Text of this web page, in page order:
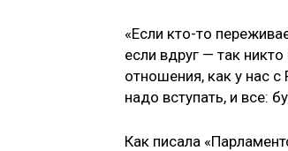
«Если кто-то
если вдруг — так
отношения, как у нас
надо вступать, и все:
Как писала